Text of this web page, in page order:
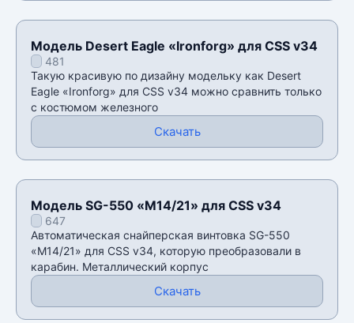
Модель Desert Eagle «Ironforg» для CSS v34
481
Такую красивую по дизайну модельку как Desert
Eagle «Ironforg» для CSS v34 можно сравнить только
с костюмом железного
Скачать
Модель SG-550 «M14/21» для CSS v34
647
Автоматическая снайперская винтовка SG-550
«M14/21» для CSS v34, которую преобразовали в
карабин. Металлический корпус
Скачать